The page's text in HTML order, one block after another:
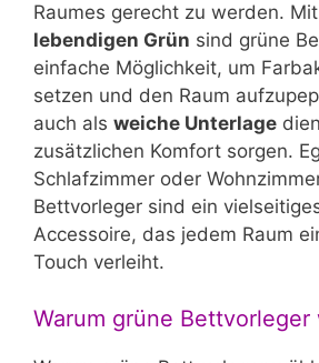
Raumes gerecht zu werden.
lebendigen Grün sind grüne
einfache Möglichkeit, um
setzen und den Raum
auch als weiche Unterlage
zusätzlichen Komfort sorgen.
Schlafzimmer oder
Bettvorleger sind ein
Accessoire, das jedem Raum
Touch verleiht.
Warum grüne Bettvorleger